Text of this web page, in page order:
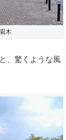
木
、驚くような風